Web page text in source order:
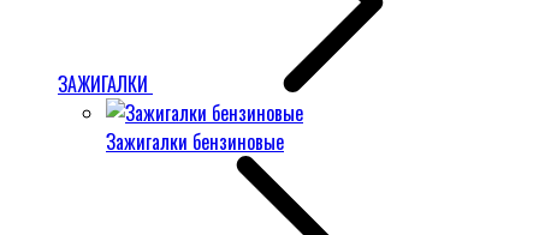
ЗАЖИГАЛКИ
Зажигалки бензиновые